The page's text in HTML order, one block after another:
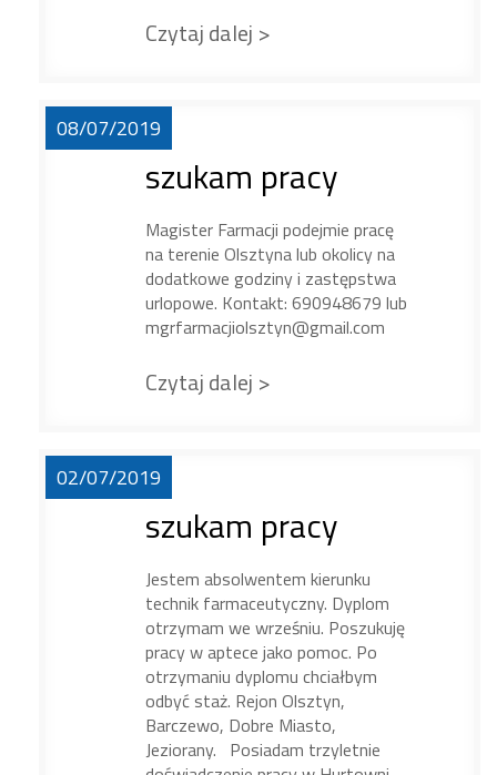
Czytaj dalej >
08/07/2019
szukam pracy
Magister Farmacji podejmie pracę
na terenie Olsztyna lub okolicy na
dodatkowe godziny i zastępstwa
urlopowe. Kontakt: 690948679 lub
mgrfarmacjiolsztyn@gmail.com
Czytaj dalej >
02/07/2019
szukam pracy
Jestem absolwentem kierunku
technik farmaceutyczny. Dyplom
otrzymam we wrześniu. Poszukuję
pracy w aptece jako pomoc. Po
otrzymaniu dyplomu chciałbym
odbyć staż. Rejon Olsztyn,
Barczewo, Dobre Miasto,
Jeziorany. Posiadam trzyletnie